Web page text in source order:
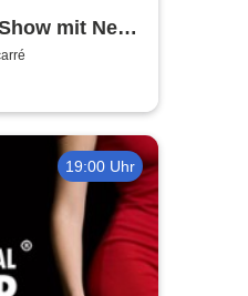
mit Nebi
19:00 Uhr